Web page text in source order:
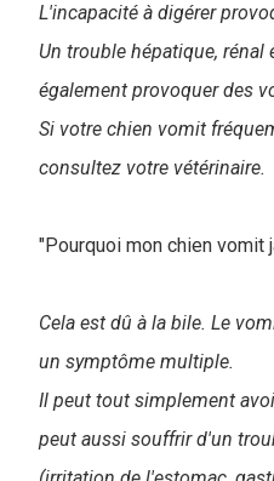
L'incapacité à digérer
Un trouble hépatique, rénal
également provoquer des
Si votre chien vomit
consultez votre vétérinaire.
"Pourquoi mon chien vomit
Cela est dû à la bile. Le
un symptôme multiple.
Il peut tout simplement
peut aussi souffrir d'un